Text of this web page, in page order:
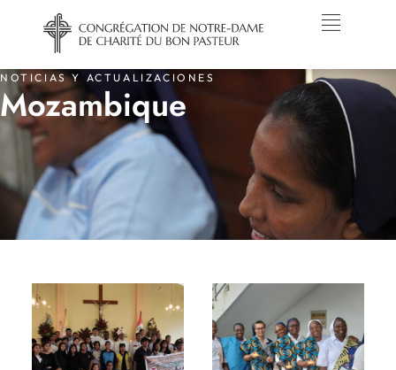
NOTICIAS Y ACTUALIZACIONES
Mozambique